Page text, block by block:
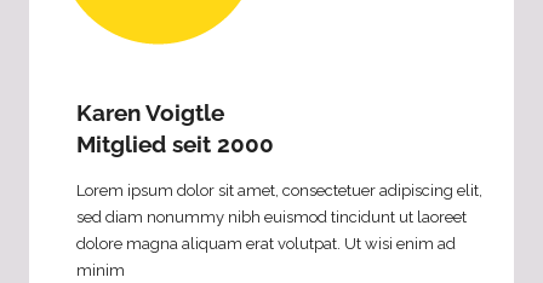
Karen Voigtle
Mitglied seit 2000
Lorem ipsum dolor sit amet, consectetuer adipiscing elit,
sed diam nonummy nibh euismod tincidunt ut laoreet
dolore magna aliquam erat volutpat. Ut wisi enim ad
minim